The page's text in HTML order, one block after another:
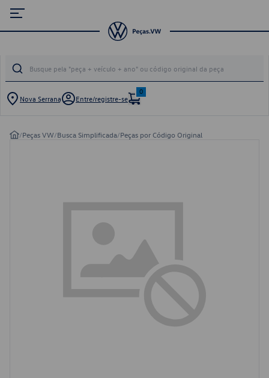
Nova Serrana Entre/registre-se
0
/Peças VW/Busca Simplificada/Peças por Código Original